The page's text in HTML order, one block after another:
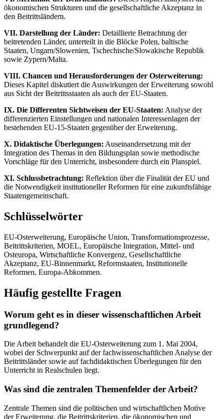
ökonomischen Strukturen und die gesellschaftliche Akzeptanz in
den Beitrittsländern.
VII. Darstellung der Länder: Detaillierte Betrachtung der
beitretenden Länder, unterteilt in die Blöcke Polen, baltische
Staaten, Ungarn/Slowenien, Tschechische/Slowakische Republik
sowie Zypern/Malta.
VIII. Chancen und Herausforderungen der Osterweiterung:
Dieses Kapitel diskutiert die Auswirkungen der Erweiterung sowohl
aus Sicht der Beitrittsstaaten als auch der EU-Staaten.
IX. Die Differenten Sichtweisen der EU-Staaten: Analyse der
differenzierten Einstellungen und nationalen Interessenlagen der
bestehenden EU-15-Staaten gegenüber der Erweiterung.
X. Didaktische Überlegungen: Auseinandersetzung mit der
Integration des Themas in den Bildungsplan sowie methodische
Vorschläge für den Unterricht, insbesondere durch ein Planspiel.
XI. Schlussbetrachtung: Reflektion über die Finalität der EU und
die Notwendigkeit institutioneller Reformen für eine zukunftsfähige
Staatengemeinschaft.
Schlüsselwörter
EU-Osterweiterung, Europäische Union, Transformationsprozesse,
Beitrittskriterien, MOEL, Europäische Integration, Mittel- und
Osteuropa, Wirtschaftliche Konvergenz, Gesellschaftliche
Akzeptanz, EU-Binnenmarkt, Reformstaaten, Institutionelle
Reformen, Europa-Abkommen.
Häufig gestellte Fragen
Worum geht es in dieser wissenschaftlichen Arbeit
grundlegend?
Die Arbeit behandelt die EU-Osterweiterung zum 1. Mai 2004,
wobei der Schwerpunkt auf der fachwissenschaftlichen Analyse der
Beitrittsländer sowie auf fachdidaktischen Überlegungen für den
Unterricht in Realschulen liegt.
Was sind die zentralen Themenfelder der Arbeit?
Zentrale Themen sind die politischen und wirtschaftlichen Motive
der Erweiterung, die Beitrittskriterien, die ökonomischen und